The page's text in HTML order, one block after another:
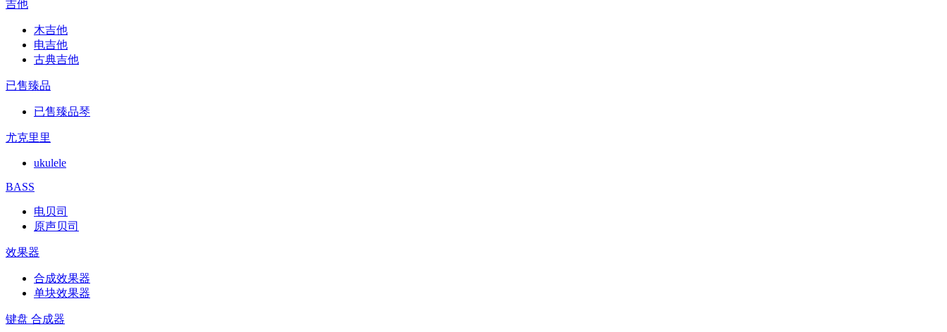
吉他
木吉他
电吉他
古典吉他
已售臻品
已售臻品琴
尤克里里
ukulele
BASS
电贝司
原声贝司
效果器
合成效果器
单块效果器
键盘 合成器